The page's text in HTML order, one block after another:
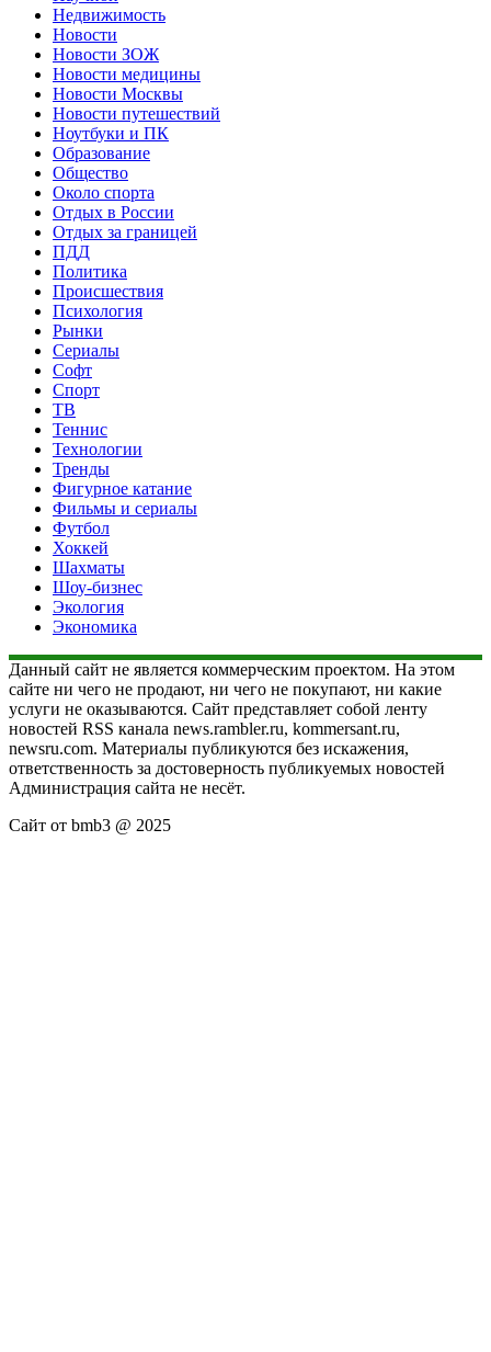
Недвижимость
Новости
Новости ЗОЖ
Новости медицины
Новости Москвы
Новости путешествий
Ноутбуки и ПК
Образование
Общество
Около спорта
Отдых в России
Отдых за границей
ПДД
Политика
Происшествия
Психология
Рынки
Сериалы
Софт
Спорт
ТВ
Теннис
Технологии
Тренды
Фигурное катание
Фильмы и сериалы
Футбол
Хоккей
Шахматы
Шоу-бизнес
Экология
Экономика
Данный сайт не является коммерческим проектом. На этом
сайте ни чего не продают, ни чего не покупают, ни какие
услуги не оказываются. Сайт представляет собой ленту
новостей RSS канала news.rambler.ru, kommersant.ru,
newsru.com. Материалы публикуются без искажения,
ответственность за достоверность публикуемых новостей
Администрация сайта не несёт.
Сайт от bmb3 @ 2025